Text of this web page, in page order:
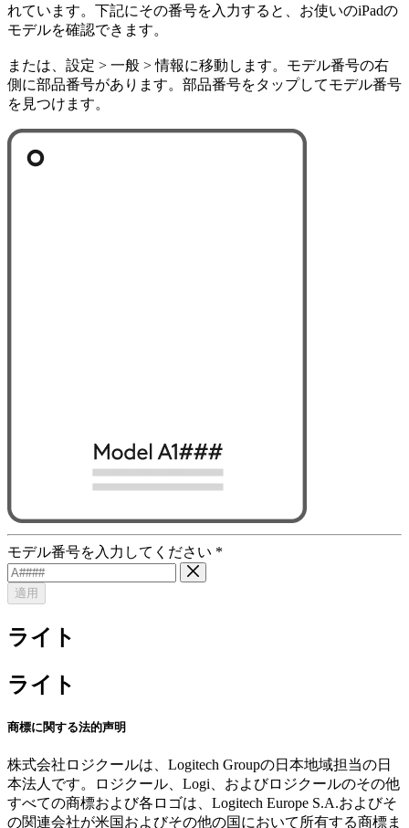
れています。下記にその番号を入力すると、お使いのiPadの
モデルを確認できます。
または、設定 > 一般 > 情報に移動します。モデル番号の右
側に部品番号があります。部品番号をタップしてモデル番号
を見つけます。
モデル番号を入力してください *
適用
ライト
ライト
商標に関する法的声明
株式会社ロジクールは、Logitech Groupの日本地域担当の日
本法人です。ロジクール、Logi、およびロジクールのその他
すべての商標および各ロゴは、Logitech Europe S.A.およびそ
の関連会社が米国およびその他の国において所有する商標ま